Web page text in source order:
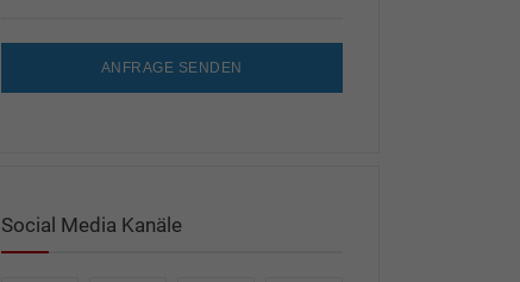
ANFRAGE SENDEN
Social Media Kanäle